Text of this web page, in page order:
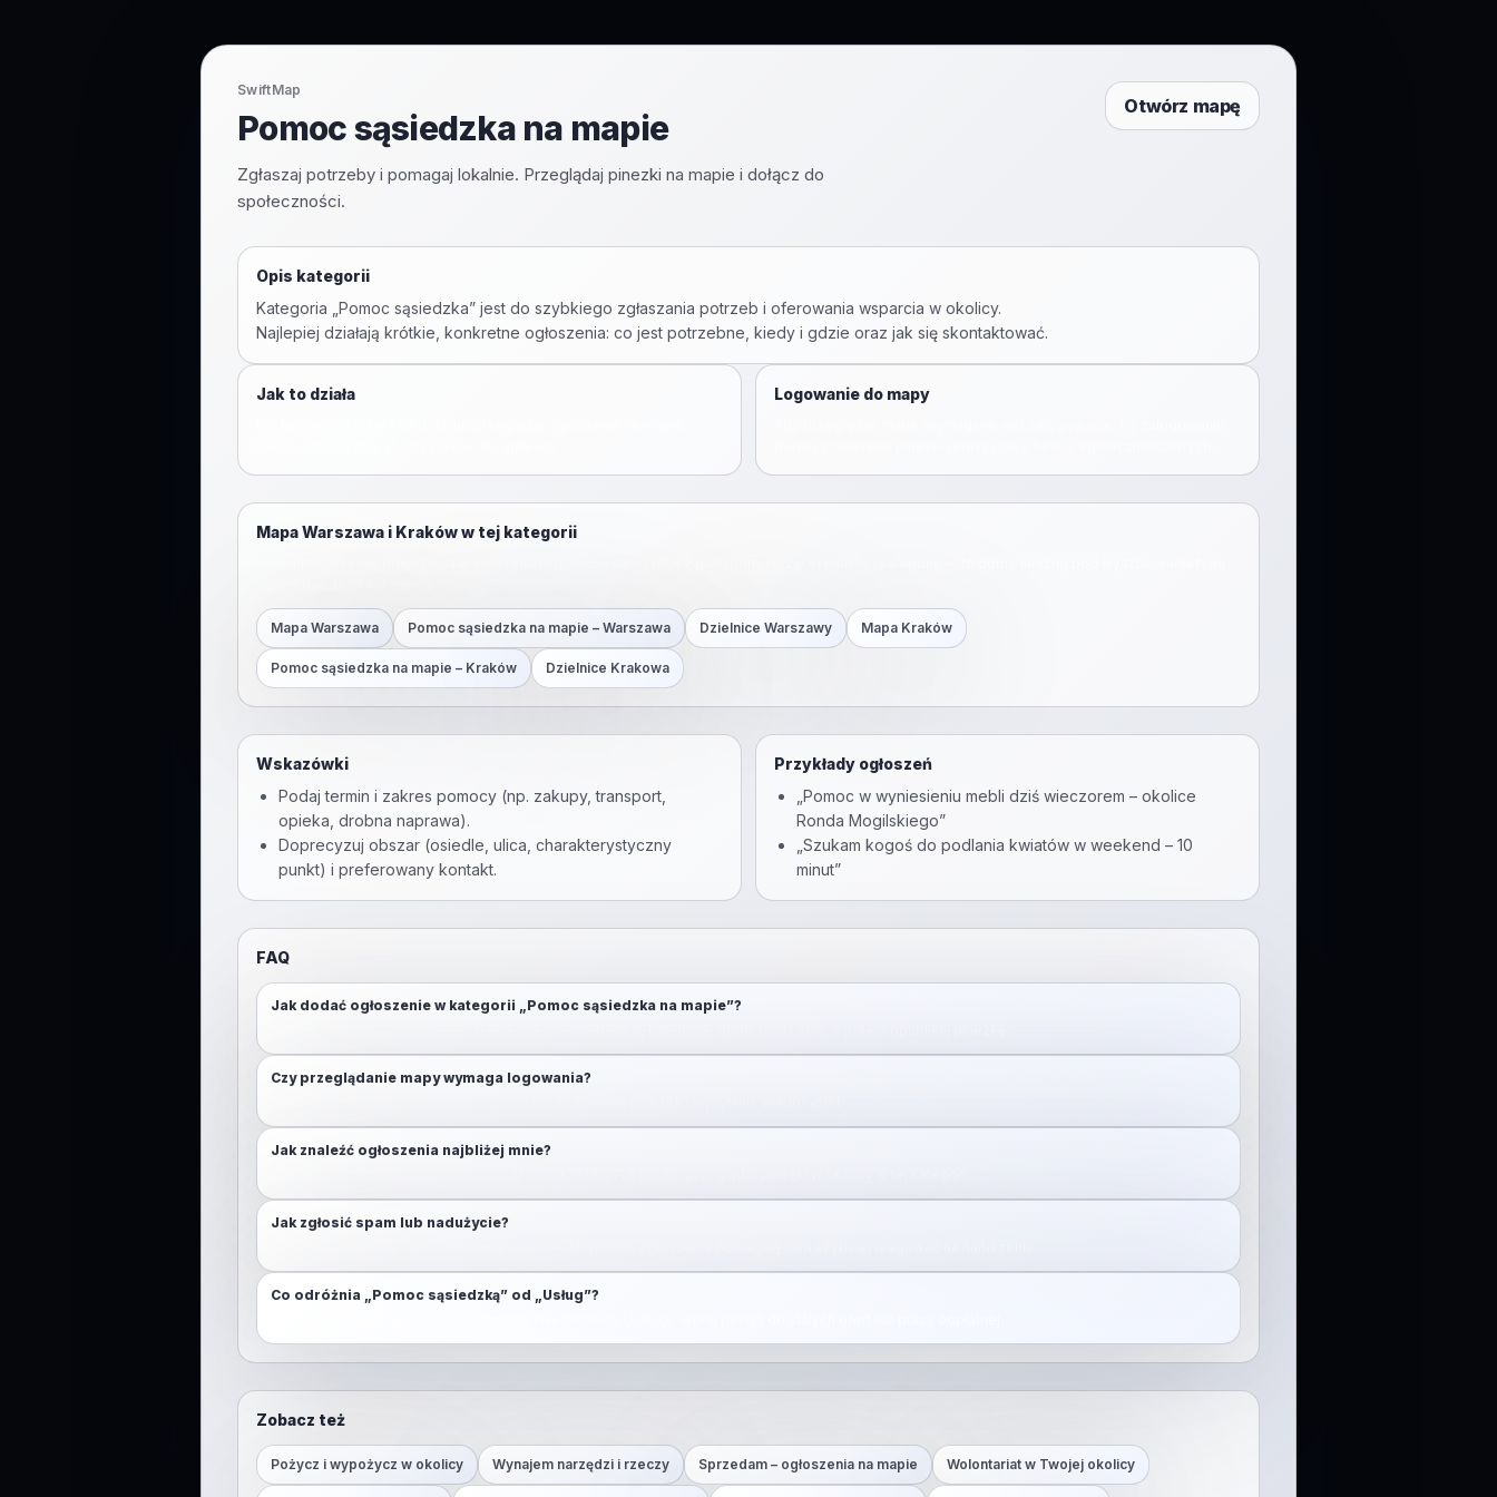
SwiftMap
Pomoc sąsiedzka na mapie
Zgłaszaj potrzeby i pomagaj lokalnie. Przeglądaj pinezki na mapie i dołącz do
społeczności.
Otwórz mapę
Opis kategorii
Kategoria „Pomoc sąsiedzka” jest do szybkiego zgłaszania potrzeb i oferowania wsparcia w okolicy.
Najlepiej działają krótkie, konkretne ogłoszenia: co jest potrzebne, kiedy i gdzie oraz jak się skontaktować.
Jak to działa Logowanie do mapy
Mapa Warszawa i Kraków w tej kategorii
Mapa Warszawa Pomoc sąsiedzka na mapie – Warszawa Dzielnice Warszawy Mapa Kraków
Pomoc sąsiedzka na mapie – Kraków Dzielnice Krakowa
Wskazówki
Podaj termin i zakres pomocy (np. zakupy, transport,
opieka, drobna naprawa).
Doprecyzuj obszar (osiedle, ulica, charakterystyczny
punkt) i preferowany kontakt.
Przykłady ogłoszeń
„Pomoc w wyniesieniu mebli dziś wieczorem – okolice
Ronda Mogilskiego”
„Szukam kogoś do podlania kwiatów w weekend – 10
minut”
FAQ
Jak dodać ogłoszenie w kategorii „Pomoc sąsiedzka na mapie”?
Czy przeglądanie mapy wymaga logowania?
Jak znaleźć ogłoszenia najbliżej mnie?
Jak zgłosić spam lub nadużycie?
Co odróżnia „Pomoc sąsiedzką” od „Usług”?
Zobacz też
Pożycz i wypożycz w okolicy Wynajem narzędzi i rzeczy Sprzedam – ogłoszenia na mapie Wolontariat w Twojej okolicy